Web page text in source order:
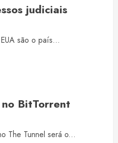
judiciais
são o país...
BitTorrent
The Tunnel será o...